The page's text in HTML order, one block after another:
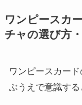
ワンピースカ
チャの選び方
ワンピースカー
ぶうえで意識する